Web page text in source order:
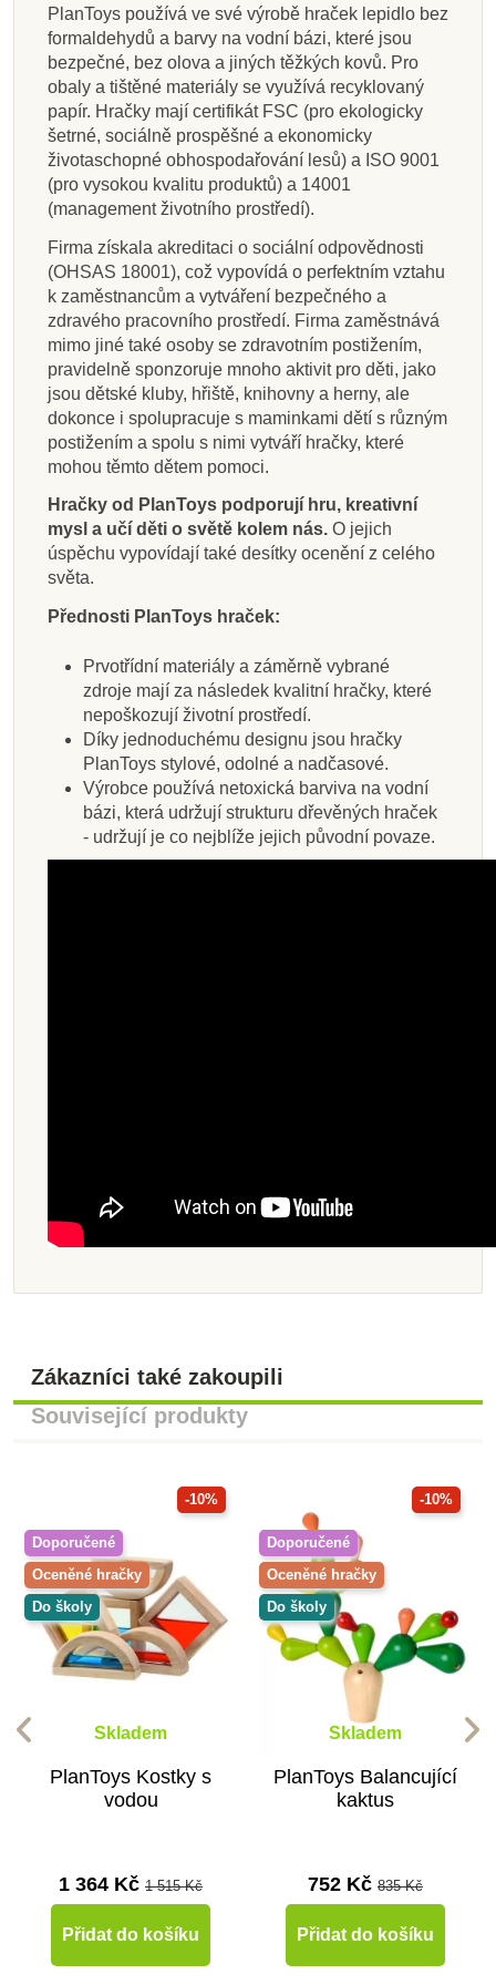
PlanToys používá ve své výrobě hraček lepidlo bez
formaldehydů a barvy na vodní bázi, které jsou
bezpečné, bez olova a jiných těžkých kovů. Pro
obaly a tištěné materiály se využívá recyklovaný
papír. Hračky mají certifikát FSC (pro ekologicky
šetrné, sociálně prospěšné a ekonomicky
životaschopné obhospodařování lesů) a ISO 9001
(pro vysokou kvalitu produktů) a 14001
(management životního prostředí).
Firma získala akreditaci o sociální odpovědnosti
(OHSAS 18001), což vypovídá o perfektním vztahu
k zaměstnancům a vytváření bezpečného a
zdravého pracovního prostředí. Firma zaměstnává
mimo jiné také osoby se zdravotním postižením,
pravidelně sponzoruje mnoho aktivit pro děti, jako
jsou dětské kluby, hřiště, knihovny a herny, ale
dokonce i spolupracuje s maminkami dětí s různým
postižením a spolu s nimi vytváří hračky, které
mohou těmto dětem pomoci.
Hračky od PlanToys podporují hru, kreativní
mysl a učí děti o světě kolem nás. O jejich
úspěchu vypovídají také desítky ocenění z celého
světa.
Přednosti PlanToys hraček:
Prvotřídní materiály a záměrně vybrané
zdroje mají za následek kvalitní hračky, které
nepoškozují životní prostředí.
Díky jednoduchému designu jsou hračky
PlanToys stylové, odolné a nadčasové.
Výrobce používá netoxická barviva na vodní
bázi, která udržují strukturu dřevěných hraček
- udržují je co nejblíže jejich původní povaze.
Zákazníci také zakoupili
Související produkty
-10%
Doporučené
Oceněné hračky
Do školy
Skladem
PlanToys Kostky s
vodou
1 364 Kč 1 515 Kč
Přidat do košíku
-10%
Doporučené
Oceněné hračky
Do školy
Skladem
PlanToys Balancující
kaktus
752 Kč 835 Kč
Přidat do košíku